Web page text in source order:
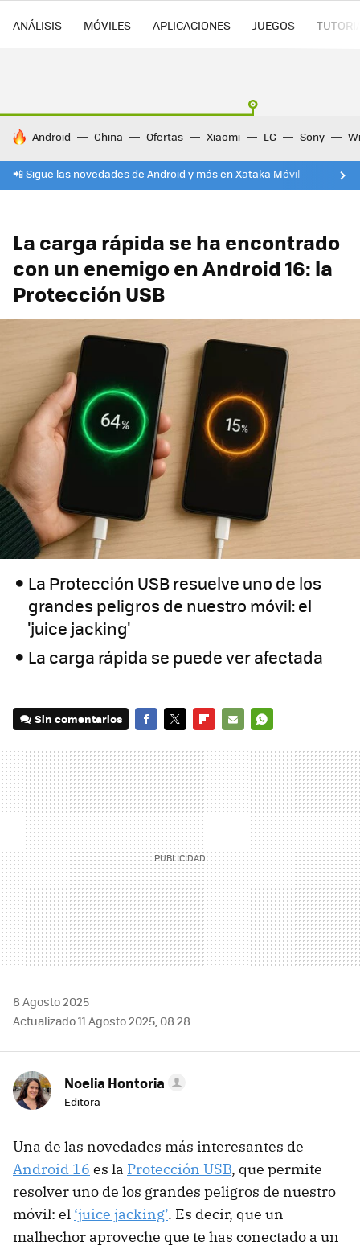
ANÁLISIS MÓVILES APLICACIONES JUEGOS
HOY SE HABLA DE
Android China Ofertas Xiaomi LG Sony
📲 Sigue las novedades de Android y más en Xataka Móvil
La carga rápida se ha encontrado
con un enemigo en Android 16: la
Protección USB
La Protección USB resuelve uno de los
grandes peligros de nuestro móvil: el
'juice jacking'
La carga rápida se puede ver afectada
Sin comentarios
MAIL
8 Agosto 2025
Actualizado 11 Agosto 2025, 08:28
Noelia Hontoria
Editora
Una de las novedades más interesantes de
Android 16 es la Protección USB, que permite
resolver uno de los grandes peligros de nuestro
móvil: el ‘juice jacking’. Es decir, que un
malhechor aproveche que te has conectado a un